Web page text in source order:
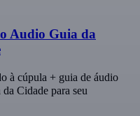
Audio Guia da
à cúpula + guia de áudio
Cidade para seu